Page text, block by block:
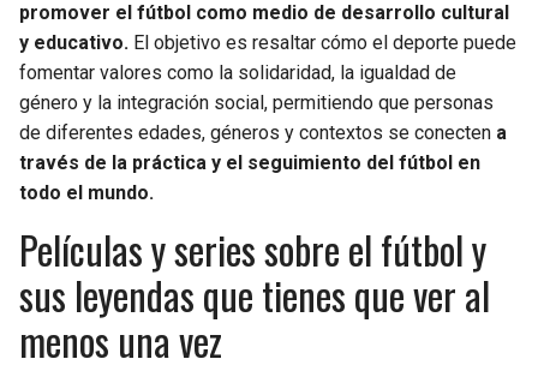
promover el fútbol como medio de desarrollo cultural
y educativo. El objetivo es resaltar cómo el deporte puede
fomentar valores como la solidaridad, la igualdad de
género y la integración social, permitiendo que personas
de diferentes edades, géneros y contextos se conecten a
través de la práctica y el seguimiento del fútbol en
todo el mundo.
Películas y series sobre el fútbol y
sus leyendas que tienes que ver al
menos una vez